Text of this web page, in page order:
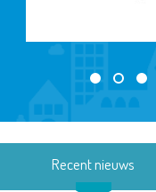
Recent nieuws